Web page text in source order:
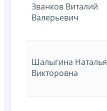
Званков Виталий
Валерьевич
Шалыгина Наталья
Викторовна